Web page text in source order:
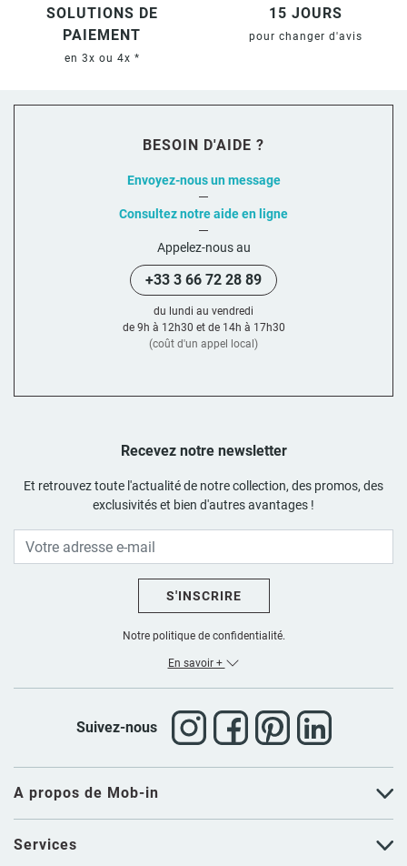
SOLUTIONS DE
PAIEMENT
en 3x ou 4x *
15 JOURS
pour changer d'avis
A propos de Mob-in
Services
Recevez notre newsletter
Et retrouvez toute l'actualité de notre collection, des promos, des
exclusivités et bien d'autres avantages !
S'INSCRIRE
Notre politique de confidentialité.
En savoir +
Suivez-nous
BESOIN D'AIDE ?
Envoyez-nous un message
Consultez notre aide en ligne
Appelez-nous au
+33 3 66 72 28 89
du lundi au vendredi
de 9h à 12h30 et de 14h à 17h30
(coût d'un appel local)